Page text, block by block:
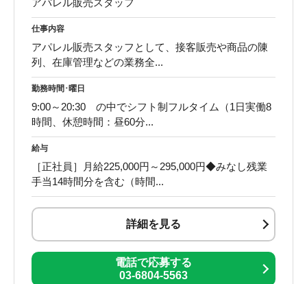
仕事内容
アパレル販売スタッフとして、接客販売や商品の陳
列、在庫管理などの業務全...
勤務時間･曜日
9:00～20:30 の中でシフト制フルタイム（1日実働8
時間、休憩時間：昼60分...
給与
［正社員］月給225,000円～295,000円◆みなし残業
手当14時間分を含む（時間...
詳細を見る
電話で応募する
03-6804-5563